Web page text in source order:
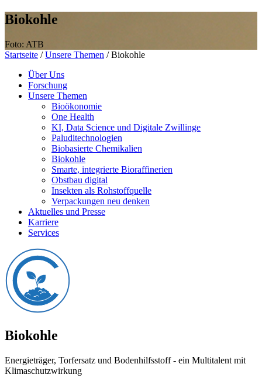
Biokohle
Foto: ATB
Startseite / Unsere Themen /Biokohle
Über Uns
Forschung
Unsere Themen
Bioökonomie
One Health
KI, Data Science und Digitale Zwillinge
Paluditechnologien
Biobasierte Chemikalien
Biokohle
Smarte, integrierte Bioraffinerien
Obstbau digital
Insekten als Rohstoffquelle
Verpackungen neu denken
Aktuelles und Presse
Karriere
Services
Biokohle
Energieträger, Torfersatz und Bodenhilfsstoff - ein Multitalent mit
Klimaschutzwirkung